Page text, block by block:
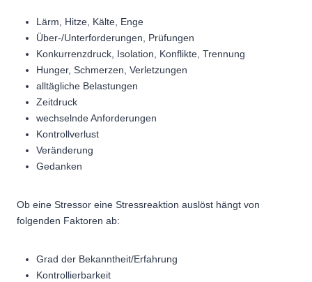
Lärm, Hitze, Kälte, Enge
Über-/Unterforderungen, Prüfungen
Konkurrenzdruck, Isolation, Konflikte, Trennung
Hunger, Schmerzen, Verletzungen
alltägliche Belastungen
Zeitdruck
wechselnde Anforderungen
Kontrollverlust
Veränderung
Gedanken
Ob eine Stressor eine Stressreaktion auslöst hängt von
folgenden Faktoren ab:
Grad der Bekanntheit/Erfahrung
Kontrollierbarkeit